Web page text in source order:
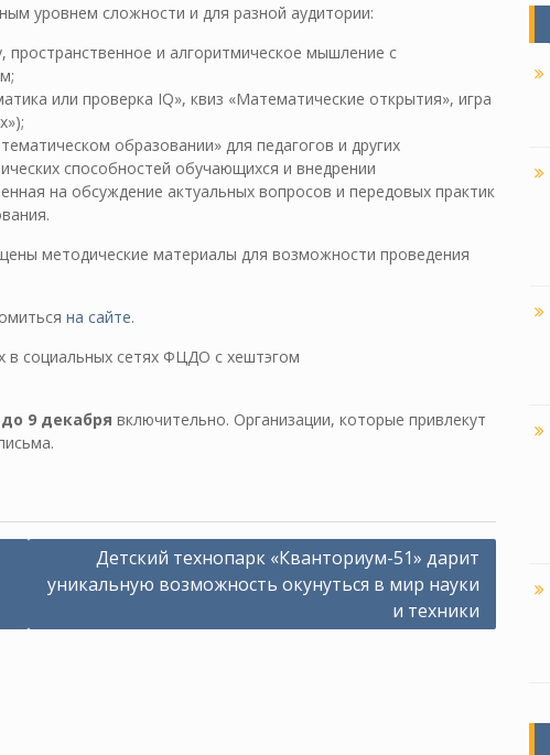
уровнем сложности и для разной аудитории:
пространственное и алгоритмическое мышление с
или проверка IQ», квиз «Математические открытия», игра
образовании» для педагогов и других
способностей обучающихся и внедрении
на обсуждение актуальных вопросов и передовых практик
методические материалы для возможности проведения
на сайте.
в социальных сетях ФЦДО с хештэгом
до 9 декабря включительно. Организации, которые привлекут
Детский технопарк «Кванториум-51» дарит
уникальную возможность окунуться в мир науки
и техники